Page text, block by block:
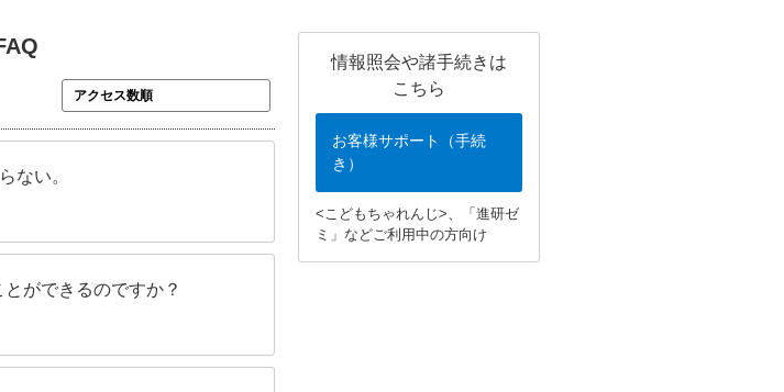
情報照会や諸手続きは
こちら
お客様サポート（手続
き）
<こどもちゃれんじ>、「進研ゼ
ミ」などご利用中の方向け
ない。
ができるのですか？